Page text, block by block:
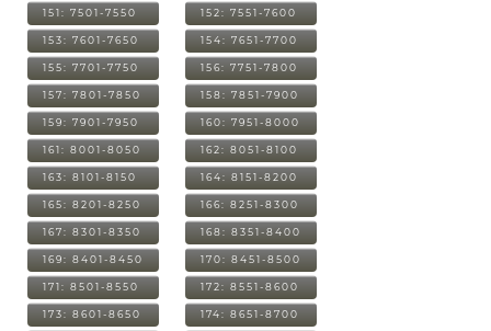
151: 7501-7550 152: 7551-7600
153: 7601-7650 154: 7651-7700
155: 7701-7750 156: 7751-7800
157: 7801-7850 158: 7851-7900
159: 7901-7950 160: 7951-8000
161: 8001-8050 162: 8051-8100
163: 8101-8150 164: 8151-8200
165: 8201-8250 166: 8251-8300
167: 8301-8350 168: 8351-8400
169: 8401-8450 170: 8451-8500
171: 8501-8550 172: 8551-8600
173: 8601-8650 174: 8651-8700